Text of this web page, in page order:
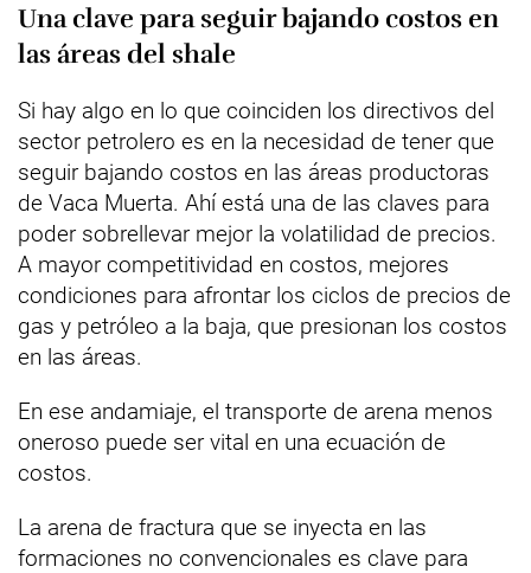
Una clave para seguir bajando costos en
las áreas del shale
Si hay algo en lo que coinciden los directivos del
sector petrolero es en la necesidad de tener que
seguir bajando costos en las áreas productoras
de Vaca Muerta. Ahí está una de las claves para
poder sobrellevar mejor la volatilidad de precios.
A mayor competitividad en costos, mejores
condiciones para afrontar los ciclos de precios de
gas y petróleo a la baja, que presionan los costos
en las áreas.
En ese andamiaje, el transporte de arena menos
oneroso puede ser vital en una ecuación de
costos.
La arena de fractura que se inyecta en las
formaciones no convencionales es clave para